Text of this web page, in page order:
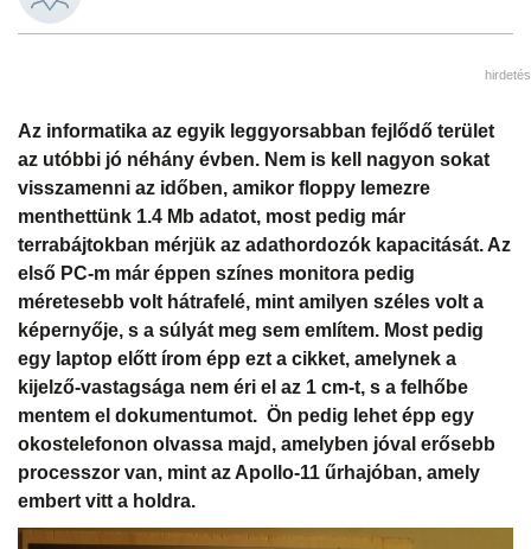
hirdetés
Az informatika az egyik leggyorsabban fejlődő terület
az utóbbi jó néhány évben. Nem is kell nagyon sokat
visszamenni az időben, amikor floppy lemezre
menthettünk 1.4 Mb adatot, most pedig már
terrabájtokban mérjük az adathordozók kapacitását. Az
első PC-m már éppen színes monitora pedig
méretesebb volt hátrafelé, mint amilyen széles volt a
képernyője, s a súlyát meg sem említem. Most pedig
egy laptop előtt írom épp ezt a cikket, amelynek a
kijelző-vastagsága nem éri el az 1 cm-t, s a felhőbe
mentem el dokumentumot. Ön pedig lehet épp egy
okostelefonon olvassa majd, amelyben jóval erősebb
processzor van, mint az Apollo-11 űrhajóban, amely
embert vitt a holdra.